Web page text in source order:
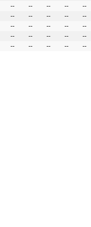
-- -- -- --
--
-- -- -- --
--
-- -- -- --
--
-- -- -- --
--
-- -- -- -- --